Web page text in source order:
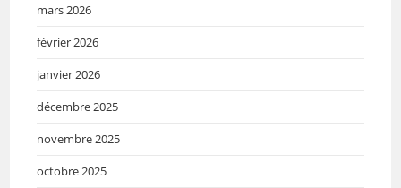
mars 2026
février 2026
janvier 2026
décembre 2025
novembre 2025
octobre 2025